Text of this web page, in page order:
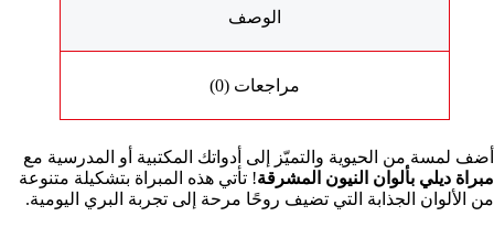
الوصف
مراجعات (0)
أضف لمسة من الحيوية والتميّز إلى أدواتك المكتبية أو المدرسية مع
مبراة ديلي بألوان النيون المشرقة! تأتي هذه المبراة بتشكيلة متنوعة
من الألوان الجذابة التي تضيف روحًا مرحة إلى تجربة البري اليومية.